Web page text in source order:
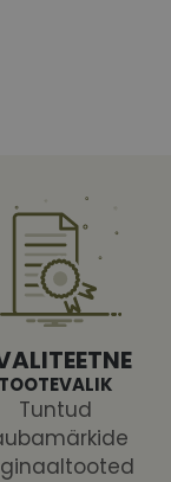
TOOTEVALIK
Tuntud
shipping_country
CookieScriptConsent
csrftoken